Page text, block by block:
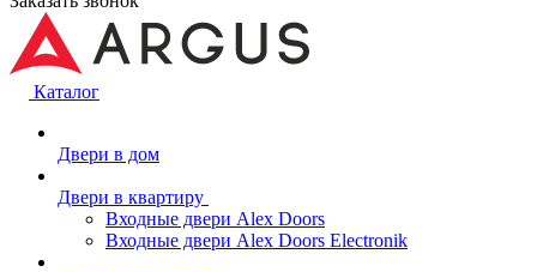
Каталог
Двери в дом
Двери в квартиру
Входные двери Alex Doors
Входные двери Alex Doors Electronik